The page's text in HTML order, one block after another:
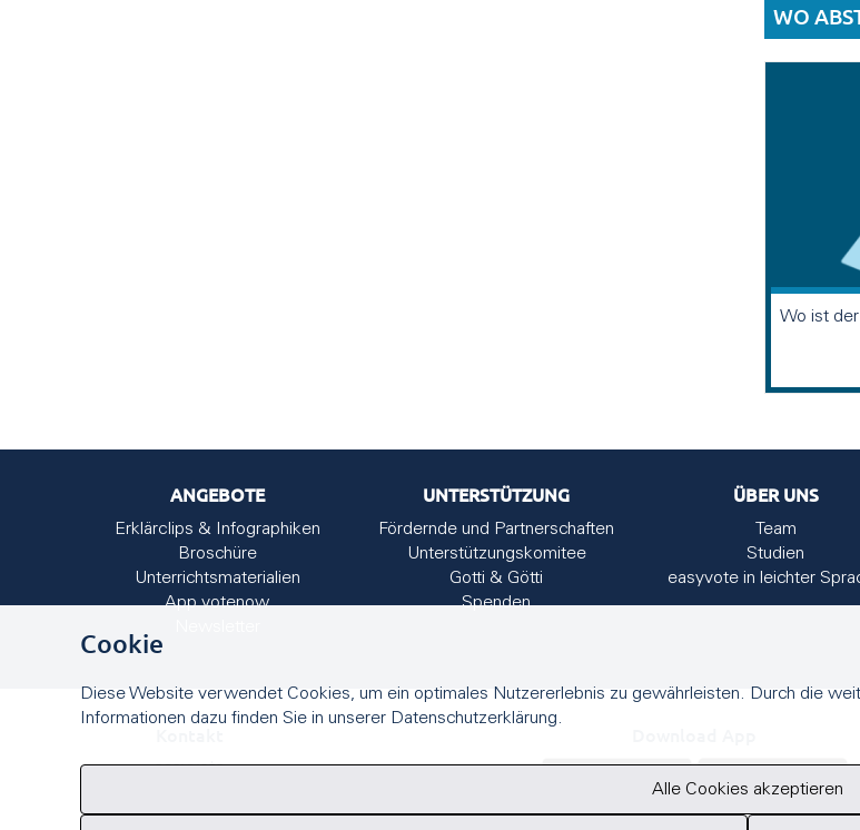
WO
Wo ist
ANGEBOTE
Erklärclips & Infographiken
Broschüre
Unterrichtsmaterialien
App votenow
UNTERSTÜTZUNG
Fördernde und Partnerschaften
Unterstützungskomitee
Gotti & Götti
Spenden
ÜBER UNS
Team
Studien
easyvote in leichter
easyvote
3011 Bern
Cookie
Diese Website verwendet Cookies, um ein optimales Nutzererlebnis zu gewährleisten. Durch die
Informationen dazu finden Sie in unserer Datenschutzerklärung.
Alle Cookies akzeptieren